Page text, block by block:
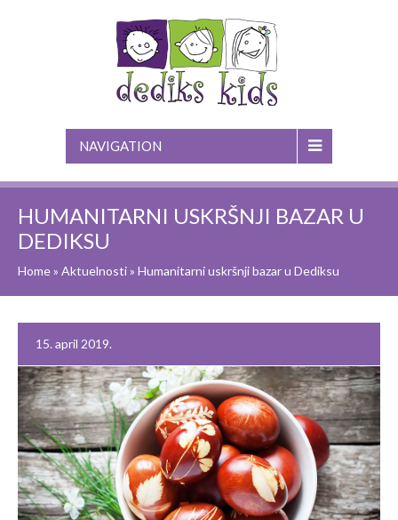
NAVIGATION
HUMANITARNI USKRŠNJI BAZAR U
DEDIKSU
Home» Aktuelnosti» Humanitarni uskršnji bazar u Dediksu
15. april 2019.